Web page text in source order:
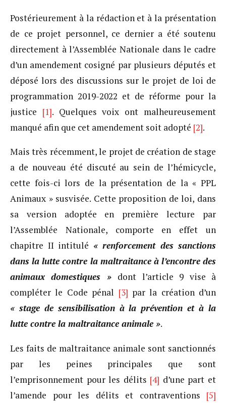
Postérieurement à la rédaction et à la présentation
de ce projet personnel, ce dernier a été soutenu
directement à l’Assemblée Nationale dans le cadre
d’un amendement cosigné par plusieurs députés et
déposé lors des discussions sur le projet de loi de
programmation 2019-2022 et de réforme pour la
justice [1]. Quelques voix ont malheureusement
manqué afin que cet amendement soit adopté [2].
Mais très récemment, le projet de création de stage
a de nouveau été discuté au sein de l’hémicycle,
cette fois-ci lors de la présentation de la « PPL
Animaux » susvisée. Cette proposition de loi, dans
sa version adoptée en première lecture par
l’Assemblée Nationale, comporte en effet un
chapitre II intitulé « renforcement des sanctions
dans la lutte contre la maltraitance à l’encontre des
animaux domestiques » dont l’article 9 vise à
compléter le Code pénal [3] par la création d’un
« stage de sensibilisation à la prévention et à la
lutte contre la maltraitance animale ».
Les faits de maltraitance animale sont sanctionnés
par les peines principales que sont
l’emprisonnement pour les délits [4] d’une part et
l’amende pour les délits et contraventions [5]